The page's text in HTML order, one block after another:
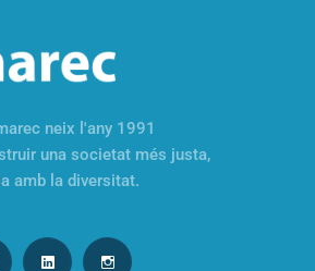
neix l'any 1991
una societat més justa,
amb la diversitat.